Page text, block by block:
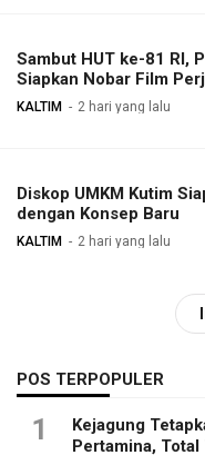
Sambut HUT ke-81 RI,
Siapkan Nobar Film
KALTIM 2 hari yang lalu
Diskop UMKM Kutim
dengan Konsep Baru
KALTIM 2 hari yang lalu
POS TERPOPULER
1
Kejagung
Pertamina,